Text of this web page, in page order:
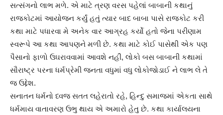
સત્સંગનો લાભ મળે. એ માટે ત્રણ વરસ પહેલાં બાબાની કથાનું
રાજકોટમાં આયોજન કર્યું હતું ત્યાર બાદ બાબા પાસે રાજકોટ કરી
કથા માટે પધારવા મે અનેક વાર આગ્રહ કર્યો હતો જેના પરીણામ
સ્વરૂપે આ કથા આપણને મળી છે. કથા માટે કોઈ પાસેથી એક પણ
પૈસાનો ફાળો ઉઘરાવવામાં આવશે નહીં, લોકો બસ બાબાની કથામાં
સૌરાષ્ટ્ર પરના ધર્મપ્રેમી જનતા વધુમાં વધુ લોકોજોડાઈ ને લાભ લે તે
જ ઉદ્દેશ.
સનાતન ધર્મનો ધ્વજ સતત લહેરાતો રહે, હિન્દુ સમાજમાં એકતા સાથે
ધર્મમાય વાતાવરણ ઉભુ થાય એ અમારો હેતુ છે. કથા કાર્યાલયના